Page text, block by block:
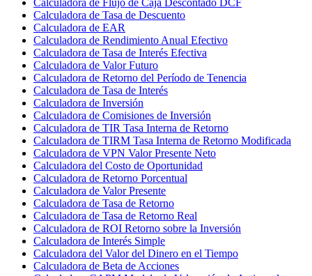
Calculadora de Tasa de Descuento
Calculadora de EAR
Calculadora de Rendimiento Anual Efectivo
Calculadora de Tasa de Interés Efectiva
Calculadora de Valor Futuro
Calculadora de Retorno del Período de Tenencia
Calculadora de Tasa de Interés
Calculadora de Inversión
Calculadora de Comisiones de Inversión
Calculadora de TIR Tasa Interna de Retorno
Calculadora de TIRM Tasa Interna de Retorno Modificada
Calculadora de VPN Valor Presente Neto
Calculadora del Costo de Oportunidad
Calculadora de Retorno Porcentual
Calculadora de Valor Presente
Calculadora de Tasa de Retorno
Calculadora de Tasa de Retorno Real
Calculadora de ROI Retorno sobre la Inversión
Calculadora de Interés Simple
Calculadora del Valor del Dinero en el Tiempo
Calculadora de Beta de Acciones